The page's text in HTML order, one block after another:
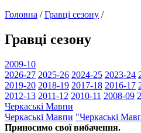
Головна /Гравці сезону /
Гравці сезону
2009-10
2026-27 2025-26 2024-25 2023-24
2019-20 2018-19 2017-18 2016-17
2012-13 2011-12 2010-11 2008-09
Черкаські Мавпи
Черкаські Мавпи "Черкаські
Приносимо свої вибачення.